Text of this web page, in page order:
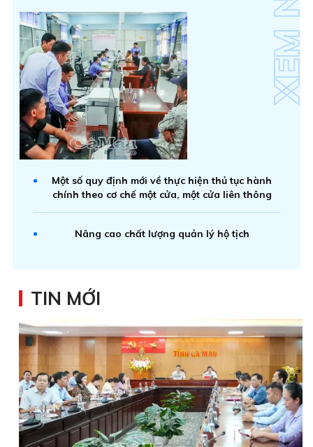
Một số quy định mới về thực hiện thủ tục hành
chính theo cơ chế một cửa, một cửa liên thông
Nâng cao chất lượng quản lý hộ tịch
TIN MỚI